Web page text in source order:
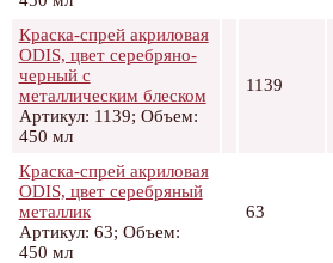
Краска-спрей акриловая
ODIS, цвет серебряно-
черный с
металлическим блеском
Артикул: 1139; Объем:
450 мл
1139
Краска-спрей акриловая
ODIS, цвет серебряный
металлик
Артикул: 63; Объем:
450 мл
63